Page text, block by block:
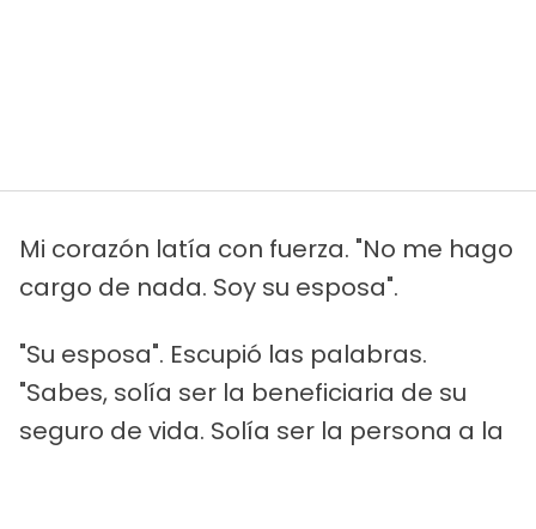
Mi corazón latía con fuerza. "No me hago
cargo de nada. Soy su esposa".
"Su esposa". Escupió las palabras.
"Sabes, solía ser la beneficiaria de su
seguro de vida. Solía ser la persona a la